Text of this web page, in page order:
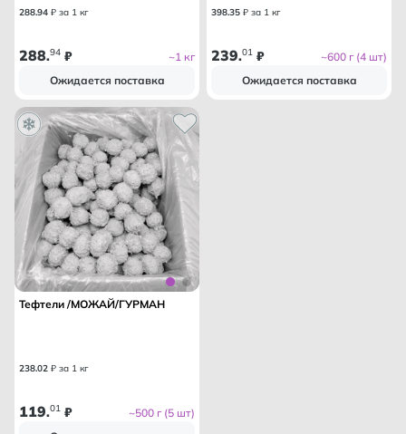
288.94 ₽ за 1 кг
288.94 ₽
~1 кг
Ожидается поставка
398.35 ₽ за 1 кг
239.01 ₽
~600 г (4 шт)
Ожидается поставка
Тефтели /МОЖАЙ/ГУРМАН
238.02 ₽ за 1 кг
119.01 ₽
~500 г (5 шт)